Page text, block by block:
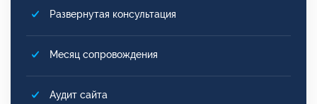
Развернутая консультация
Месяц сопровождения
Аудит сайта